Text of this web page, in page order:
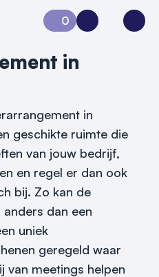
0
Aanvraag 0Inloggen
in
in
geschikte ruimte die
van jouw bedrijf,
en regel er dan ook
bij. Zo kan de
dan een
uniek
geregeld waar
van meetings helpen